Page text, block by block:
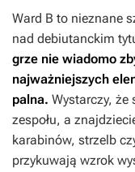
Ward B to nieznane
nad debiutanckim
grze nie wiadomo
najważniejszych
palna. Wystarczy, że
zespołu, a
karabinów, strzelb
przykuwają wzrok